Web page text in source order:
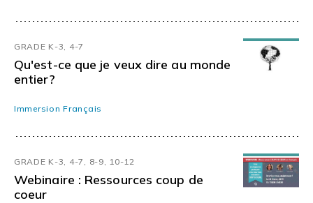
GRADE K-3, 4-7
Qu'est-ce que je veux dire au monde
entier?
Immersion Français
GRADE K-3, 4-7, 8-9, 10-12
Webinaire : Ressources coup de
coeur